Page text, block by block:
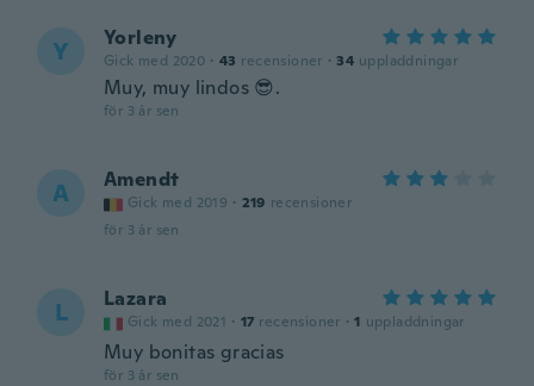
Y Yorleny
Gick med 2020 · 43 recensioner · 34 uppladdningar
Muy, muy lindos 😎.
för 3 år sen
A Amendt
Gick med 2019 · 219 recensioner
för 3 år sen
L Lazara
Gick med 2021 · 17 recensioner · 1 uppladdningar
Muy bonitas gracias
för 3 år sen